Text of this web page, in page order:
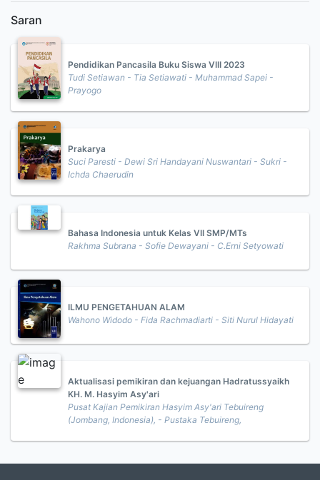
Saran
Pendidikan Pancasila Buku Siswa VIII 2023
Tudi Setiawan - Tia Setiawati - Muhammad Sapei -
Prayogo
Prakarya
Suci Paresti - Dewi Sri Handayani Nuswantari - Sukri -
Ichda Chaerudin
Bahasa Indonesia untuk Kelas VII SMP/MTs
Rakhma Subrana - Sofie Dewayani - C.Erni Setyowati
ILMU PENGETAHUAN ALAM
Wahono Widodo - Fida Rachmadiarti - Siti Nurul Hidayati
Aktualisasi pemikiran dan kejuangan Hadratussyaikh
KH. M. Hasyim Asy'ari
Pusat Kajian Pemikiran Hasyim Asy'ari Tebuireng
(Jombang, Indonesia), - Pustaka Tebuireng,